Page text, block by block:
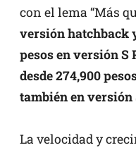
con el lema “Más
versión hatchback
pesos en versión S
desde 274,900
también en versión
La velocidad y